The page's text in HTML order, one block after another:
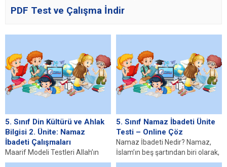
PDF Test ve Çalışma İndir
5. Sınıf Din Kültürü ve Ahlak
Bilgisi 2. Ünite: Namaz
İbadeti Çalışmaları
Maarif Modeli Testleri Allah’ın
Huzurunda Olmak – Namaz
5. Sınıf Namaz İbadeti Ünite
Testi – Online Çöz
Namaz İbadeti Nedir? Namaz,
İslam’ın beş şartından biri olarak,
Müslümanlar için son derece